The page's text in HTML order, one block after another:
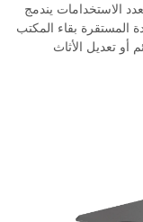
الاستخدامات يندمج
المستقرة بقاء المكتب
تعديل الأثاث